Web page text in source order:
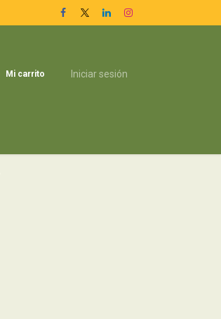
Mi carrito Iniciar sesión